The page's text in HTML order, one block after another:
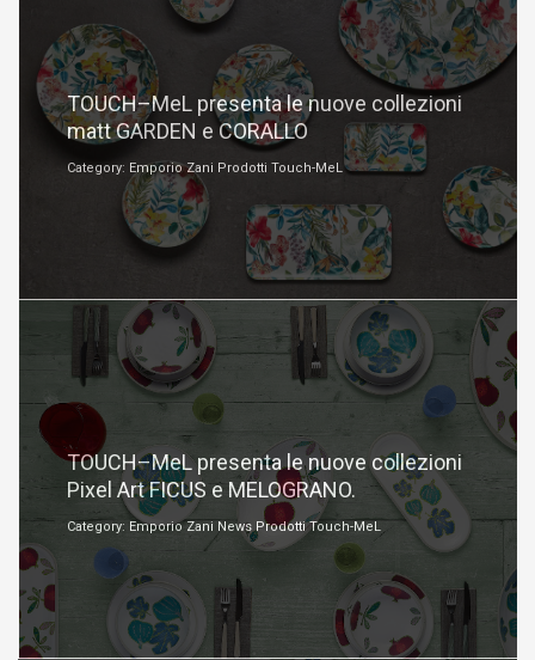
Febbraio 1, 2024
TOUCH–MeL presenta le nuove collezioni
matt GARDEN e CORALLO
Category: Emporio Zani Prodotti Touch-MeL
Gennaio 23, 2023
TOUCH–MeL presenta le nuove collezioni
Pixel Art FICUS e MELOGRANO.
Category: Emporio Zani News Prodotti Touch-MeL